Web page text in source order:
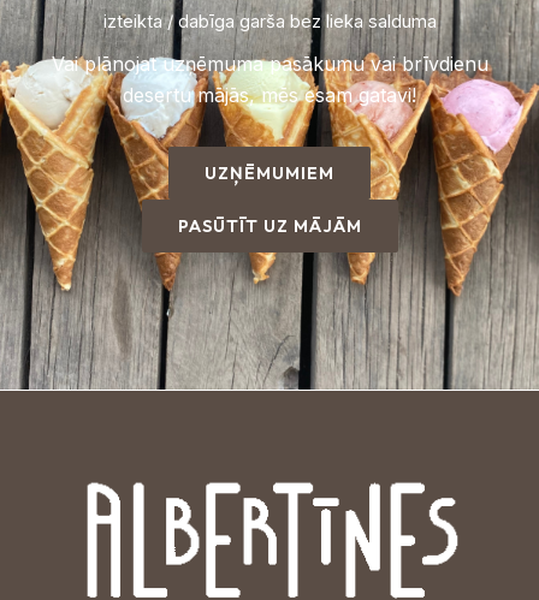
izteikta / dabīga garša bez lieka salduma
Vai plānojat uzņēmuma pasākumu vai brīvdienu
desertu mājās, mēs esam gatavi!
UZŅĒMUMIEM
PASŪTĪT UZ MĀJĀM